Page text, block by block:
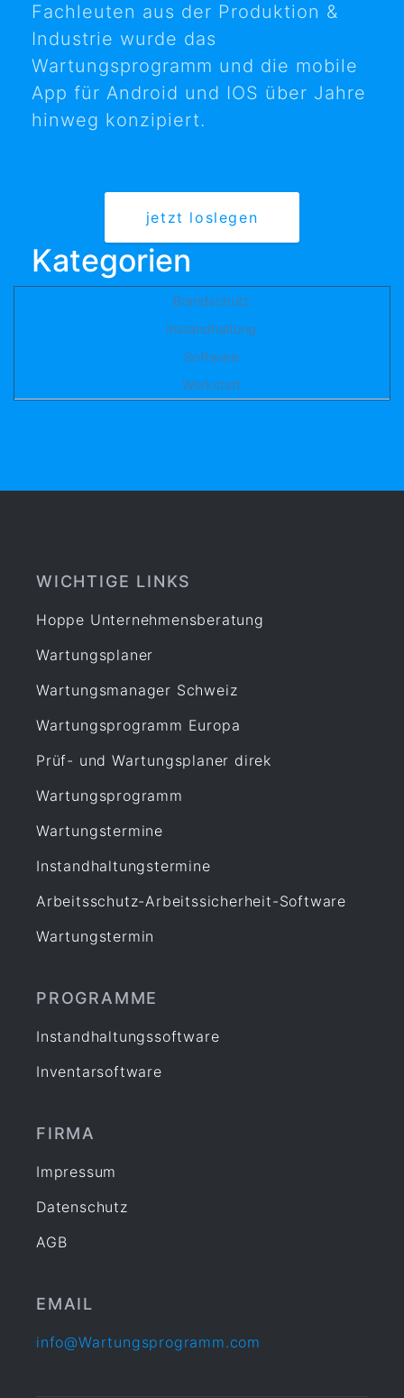
Fachleuten aus der Produktion &
Industrie wurde das
Wartungsprogramm und die mobile
App für Android und IOS über Jahre
hinweg konzipiert.
jetzt loslegen
Kategorien
Brandschutz
Instandhaltung
Software
Werkstatt
WICHTIGE LINKS
Hoppe Unternehmensberatung
Wartungsplaner
Wartungsmanager Schweiz
Wartungsprogramm Europa
Prüf- und Wartungsplaner direk
Wartungsprogramm
Wartungstermine
Instandhaltungstermine
Arbeitsschutz-Arbeitssicherheit-Software
Wartungstermin
PROGRAMME
Instandhaltungssoftware
Inventarsoftware
FIRMA
Impressum
Datenschutz
AGB
EMAIL
info@Wartungsprogramm.com